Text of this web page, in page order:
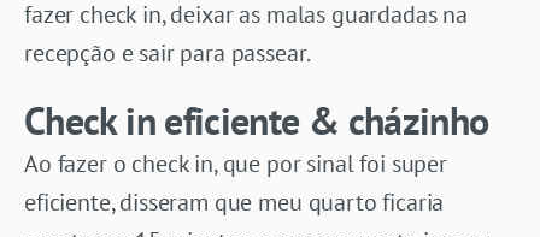
fazer check in, deixar as malas guardadas na
recepção e sair para passear.
Check in eficiente & cházinho
Ao fazer o check in, que por sinal foi super
eficiente, disseram que meu quarto ficaria